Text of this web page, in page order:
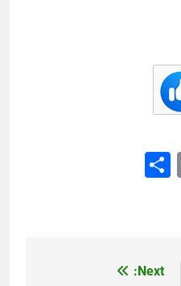
Email
Next: